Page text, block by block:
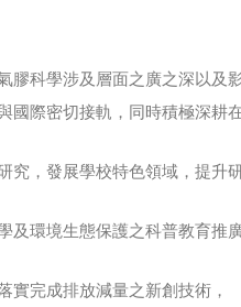
膠科學涉及層面之廣之深以
國際密切接軌，同時積極深
究，發展學校特色領域，提升
及環境生態保護之科普教育推
實完成排放減量之新創技術，